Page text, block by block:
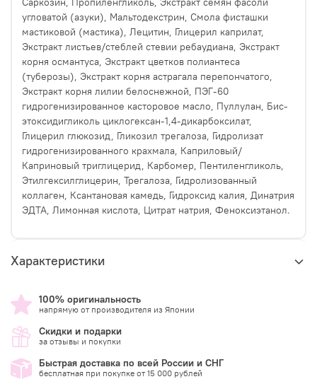
угловатой (азуки), Мальтодекстрин, Смола фисташки
мастиковой (мастика), Лецитин, Глицерил каприлат,
Экстракт листьев/стеблей стевии ребаудиана, Экстракт
корня османтуса, Экстракт цветков полиантеса
(туберозы), Экстракт корня астрагала перепончатого,
Экстракт корня лилии белоснежной, ПЭГ-60
гидрогенизированное касторовое масло, Пуллулан, Бис-
этоксидигликоль циклогексан-1,4-дикарбоксилат,
Глицерил глюкозид, Гликозил трегалоза, Гидролизат
гидрогенизированного крахмала, Каприловый/
Каприновый триглицерид, Карбомер, Пентиленгликоль,
Этилгексилглицерин, Трегалоза, Гидролизованный
коллаген, Ксантановая камедь, Гидроксид калия, Динатрия
ЭДТА, Лимонная кислота, Цитрат натрия, Феноксиэтанол.
Характеристики
100% оригинальность
напрямую от производителя из Японии
Скидки и подарки
за отзывы и покупки
Быстрая доставка по всей России и СНГ
бесплатная при покупке от 15 000 рублей